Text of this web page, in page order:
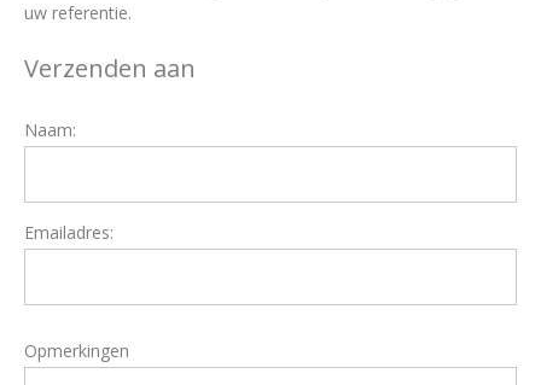
uw referentie.
Verzenden aan
Naam:
Emailadres:
Opmerkingen